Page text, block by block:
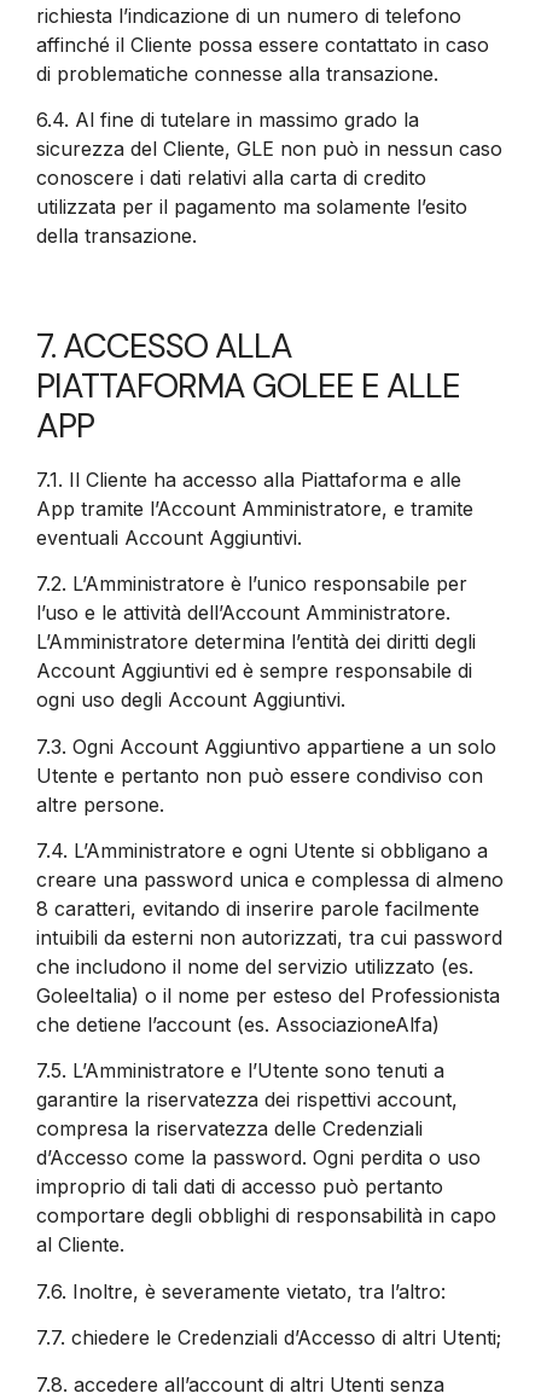
richiesta l’indicazione di un numero di telefono
affinché il Cliente possa essere contattato in caso
di problematiche connesse alla transazione.
6.4. Al fine di tutelare in massimo grado la
sicurezza del Cliente, GLE non può in nessun caso
conoscere i dati relativi alla carta di credito
utilizzata per il pagamento ma solamente l’esito
della transazione.
7. ACCESSO ALLA
PIATTAFORMA GOLEE E ALLE
APP
7.1. Il Cliente ha accesso alla Piattaforma e alle
App tramite l’Account Amministratore, e tramite
eventuali Account Aggiuntivi.
7.2. L’Amministratore è l’unico responsabile per
l’uso e le attività dell’Account Amministratore.
L’Amministratore determina l’entità dei diritti degli
Account Aggiuntivi ed è sempre responsabile di
ogni uso degli Account Aggiuntivi.
7.3. Ogni Account Aggiuntivo appartiene a un solo
Utente e pertanto non può essere condiviso con
altre persone.
7.4. L’Amministratore e ogni Utente si obbligano a
creare una password unica e complessa di almeno
8 caratteri, evitando di inserire parole facilmente
intuibili da esterni non autorizzati, tra cui password
che includono il nome del servizio utilizzato (es.
GoleeItalia) o il nome per esteso del Professionista
che detiene l’account (es. AssociazioneAlfa)
7.5. L’Amministratore e l’Utente sono tenuti a
garantire la riservatezza dei rispettivi account,
compresa la riservatezza delle Credenziali
d’Accesso come la password. Ogni perdita o uso
improprio di tali dati di accesso può pertanto
comportare degli obblighi di responsabilità in capo
al Cliente.
7.6. Inoltre, è severamente vietato, tra l’altro:
7.7. chiedere le Credenziali d’Accesso di altri Utenti;
7.8. accedere all’account di altri Utenti senza